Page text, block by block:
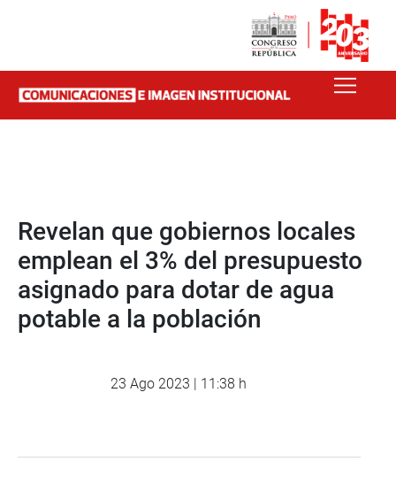
Revelan que gobiernos locales
emplean el 3% del presupuesto
asignado para dotar de agua
potable a la población
23 Ago 2023 | 11:38 h